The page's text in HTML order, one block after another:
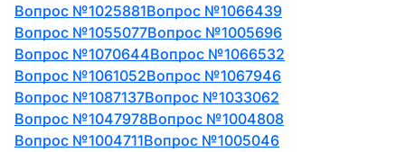
Вопрос №1025881Вопрос №1066439
Вопрос №1055077Вопрос №1005696
Вопрос №1070644Вопрос №1066532
Вопрос №1061052Вопрос №1067946
Вопрос №1087137Вопрос №1033062
Вопрос №1047978Вопрос №1004808
Вопрос №1004711Вопрос №1005046